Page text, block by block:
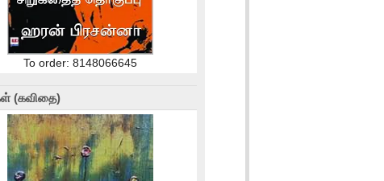
To order: 8148066645
(கவிதை)